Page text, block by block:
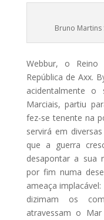
Bruno Martins
Webbur, o
República de Axx.
acidentalmente
Marciais, partiu
fez-se tenente na
servirá em
que a guerra
desapontar a sua
por fim numa
ameaça
dizimam os
atravessam o